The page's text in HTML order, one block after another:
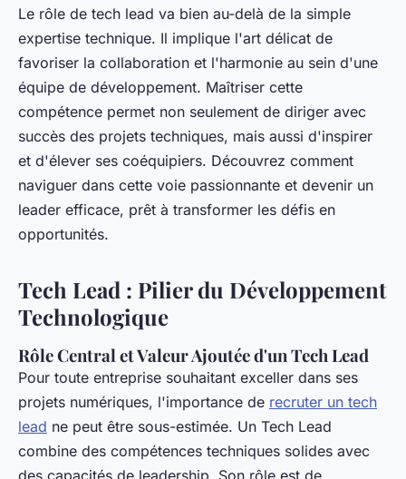
Tech lead : maîtriser l'art du
développement en équipe
Lucas•3 janvier 2025•6 min de lecture
Le rôle de tech lead va bien au-delà de la simple
expertise technique. Il implique l'art délicat de
favoriser la collaboration et l'harmonie au sein d'une
équipe de développement. Maîtriser cette
compétence permet non seulement de diriger avec
succès des projets techniques, mais aussi d'inspirer
et d'élever ses coéquipiers. Découvrez comment
naviguer dans cette voie passionnante et devenir un
leader efficace, prêt à transformer les défis en
opportunités.
Tech Lead : Pilier du Développement
Technologique
Rôle Central et Valeur Ajoutée d'un Tech Lead
Pour toute entreprise souhaitant exceller dans ses
projets numériques, l'importance de recruter un tech
lead ne peut être sous-estimée. Un Tech Lead
combine des compétences techniques solides avec